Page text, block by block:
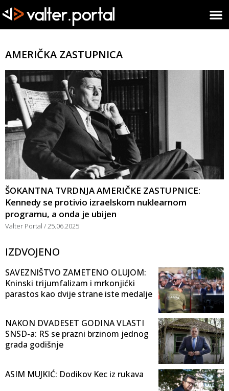
AMERIČKA ZASTUPNICA
ŠOKANTNA TVRDNJA AMERIČKE ZASTUPNICE:
Kennedy se protivio izraelskom nuklearnom
programu, a onda je ubijen
Valter Portal 25.06.2025
IZDVOJENO
SAVEZNIŠTVO ZAMETENO OLUJOM:
Kninski trijumfalizam i mrkonjićki
parastos kao dvije strane iste medalje
NAKON DVADESET GODINA VLASTI
SNSD-a: RS se prazni brzinom jednog
grada godišnje
ASIM MUJKIĆ: Dodikov Kec iz rukava